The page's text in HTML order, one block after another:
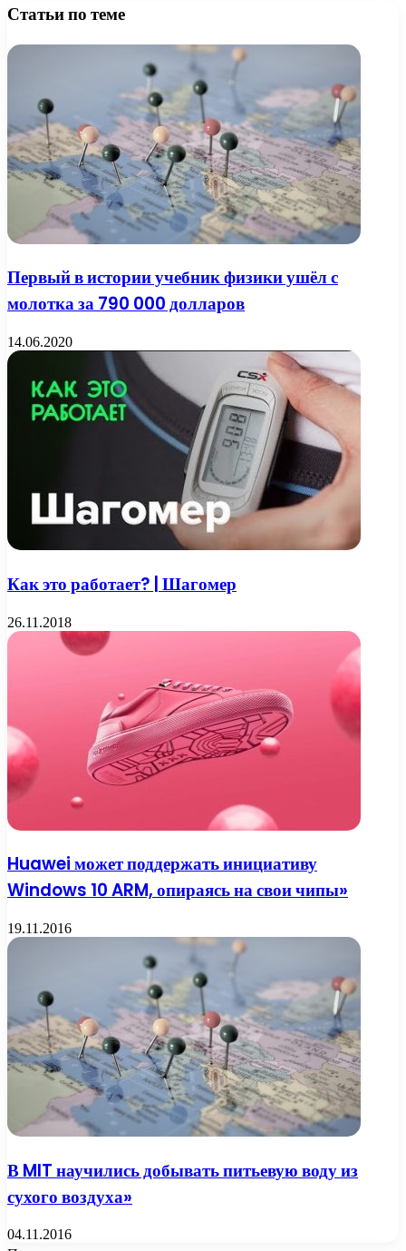
Статьи по теме
Первый в истории учебник физики ушёл с
молотка за 790 000 долларов
14.06.2020
Как это работает? | Шагомер
26.11.2018
Huawei может поддержать инициативу
Windows 10 ARM, опираясь на свои чипы»
19.11.2016
В MIT научились добывать питьевую воду из
сухого воздуха»
04.11.2016